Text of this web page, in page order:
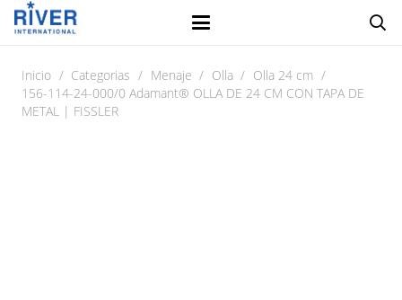
Inicio / Categorias / Menaje / Olla / Olla 24 cm /
156-114-24-000/0 Adamant® OLLA DE 24 CM CON TAPA DE
METAL | FISSLER